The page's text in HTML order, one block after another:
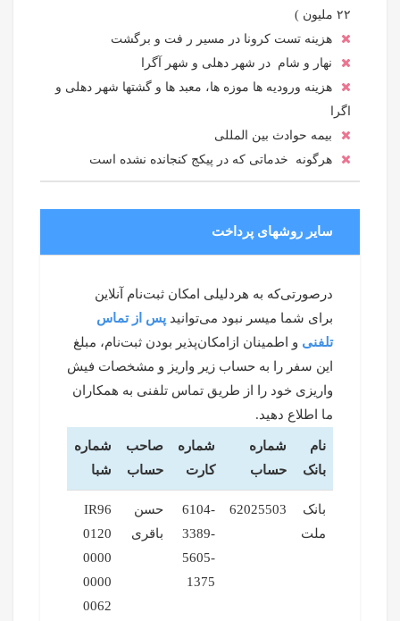
۲۲ ملیون )
هزینه تست کرونا در مسیر ر فت و برگشت
نهار و شام در شهر دهلی و شهر آگرا
هزینه ورودیه ها موزه ها، معبد ها و گشتها شهر دهلی و
اگرا
بیمه حوادث بین المللی
هرگونه خدماتی که در پیکج کنجانده نشده است
سایر روشهای پرداخت
درصورتی‌که به هردلیلی امکان ثبت‌نام آنلاین
برای شما میسر نبود می‌توانید پس از تماس
تلفنی و اطمینان ازامکان‌پذیر بودن ثبت‌نام، مبلغ
این سفر را به حساب زیر واریز و مشخصات فیش
واریزی خود را از طریق تماس تلفنی به همکاران
ما اطلاع دهید.
نام
بانک
شماره
حساب
شماره
کارت
صاحب
حساب
شماره
شبا
بانک
ملت
62025503
6104-
3389-
5605-
1375
حسن
باقری
IR96
0120
0000
0000
0062